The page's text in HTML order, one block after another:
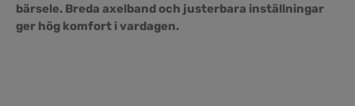
bärsele. Breda axelband och justerbara inställningar
ger hög komfort i vardagen.